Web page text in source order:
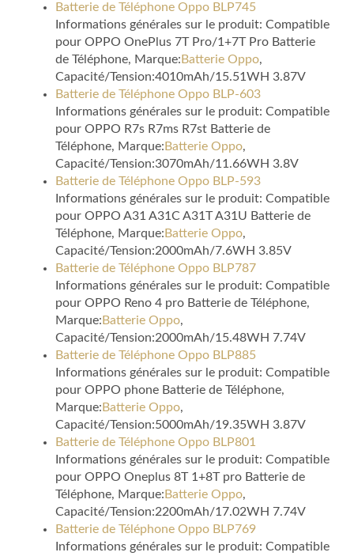
Batterie de Téléphone Oppo BLP745
Informations générales sur le produit: Compatible
pour OPPO OnePlus 7T Pro/1+7T Pro Batterie
de Téléphone, Marque: Batterie Oppo,
Capacité/Tension:4010mAh/15.51WH 3.87V
Batterie de Téléphone Oppo BLP-603
Informations générales sur le produit: Compatible
pour OPPO R7s R7ms R7st Batterie de
Téléphone, Marque: Batterie Oppo,
Capacité/Tension:3070mAh/11.66WH 3.8V
Batterie de Téléphone Oppo BLP-593
Informations générales sur le produit: Compatible
pour OPPO A31 A31C A31T A31U Batterie de
Téléphone, Marque: Batterie Oppo,
Capacité/Tension:2000mAh/7.6WH 3.85V
Batterie de Téléphone Oppo BLP787
Informations générales sur le produit: Compatible
pour OPPO Reno 4 pro Batterie de Téléphone,
Marque: Batterie Oppo,
Capacité/Tension:2000mAh/15.48WH 7.74V
Batterie de Téléphone Oppo BLP885
Informations générales sur le produit: Compatible
pour OPPO phone Batterie de Téléphone,
Marque: Batterie Oppo,
Capacité/Tension:5000mAh/19.35WH 3.87V
Batterie de Téléphone Oppo BLP801
Informations générales sur le produit: Compatible
pour OPPO Oneplus 8T 1+8T pro Batterie de
Téléphone, Marque: Batterie Oppo,
Capacité/Tension:2200mAh/17.02WH 7.74V
Batterie de Téléphone Oppo BLP769
Informations générales sur le produit: Compatible